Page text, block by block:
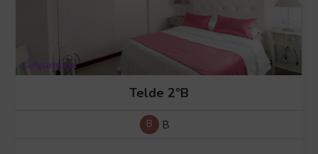
Telde 2ºB
B B